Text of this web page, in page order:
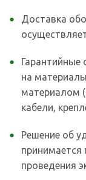
Доставка
Гарантийные
на
материалом
кабели,
Решение об
принимается
проведения